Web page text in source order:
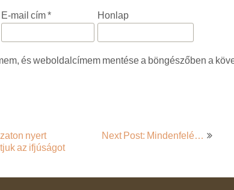
E-mail cím* Honlap
és weboldalcímem mentése a böngészőben a
nyert
az ifjúságot
Next Post: Mindenfelé…